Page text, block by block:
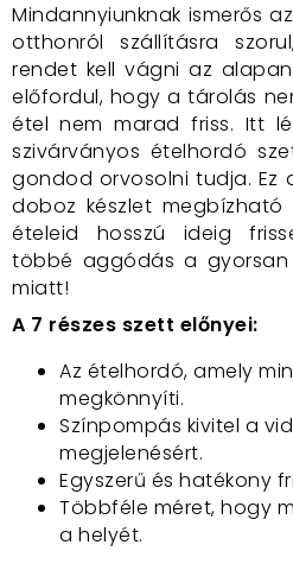
Mindannyiunknak ismerős
otthonról szállításra
rendet kell vágni az
előfordul, hogy a tárolás
étel nem marad friss. Itt
szivárványos ételhordó
gondod orvosolni tudja. Ez
doboz készlet
ételeid hosszú ideig
többé aggódás a gyorsan
miatt!
A 7 részes szett előnyei:
Az ételhordó, amely
megkönnyíti.
Színpompás kivitel a
megjelenésért.
Egyszerű és hatékony
Többféle méret, hogy
a helyét.